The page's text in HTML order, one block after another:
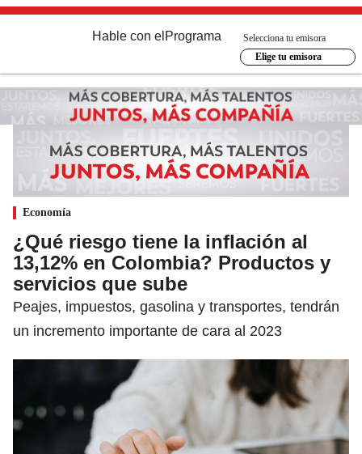
Hable con el Programa
Selecciona tu emisora
Elige tu emisora
Economía
¿Qué riesgo tiene la inflación al
13,12% en Colombia? Productos y
servicios que sube
Peajes, impuestos, gasolina y transportes, tendrán
un incremento importante de cara al 2023